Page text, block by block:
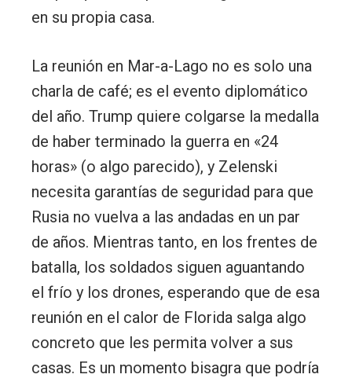
en su propia casa.
La reunión en Mar-a-Lago no es solo una
charla de café; es el evento diplomático
del año. Trump quiere colgarse la medalla
de haber terminado la guerra en «24
horas» (o algo parecido), y Zelenski
necesita garantías de seguridad para que
Rusia no vuelva a las andadas en un par
de años. Mientras tanto, en los frentes de
batalla, los soldados siguen aguantando
el frío y los drones, esperando que de esa
reunión en el calor de Florida salga algo
concreto que les permita volver a sus
casas. Es un momento bisagra que podría